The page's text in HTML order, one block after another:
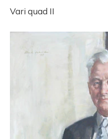
Vari quad II